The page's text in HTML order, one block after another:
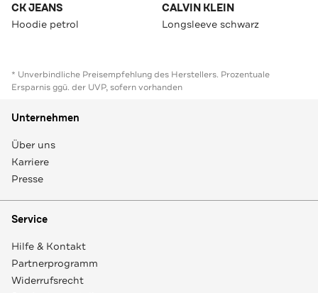
CK JEANS
Hoodie petrol
CALVIN KLEIN
Longsleeve schwarz
* Unverbindliche Preisempfehlung des Herstellers. Prozentuale
Ersparnis ggü. der UVP, sofern vorhanden
Unternehmen
Über uns
Karriere
Presse
Service
Hilfe & Kontakt
Partnerprogramm
Widerrufsrecht